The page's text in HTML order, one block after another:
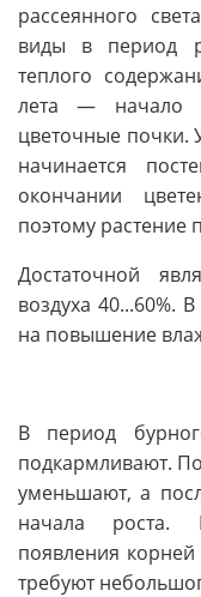
рассеянного
виды в период
теплого
лета — начало
цветочные почки.
начинается
окончании
поэтому растение
Достаточной
воздуха 40...60%.
на повышение
В период
подкармливают.
уменьшают, а
начала роста.
появления
требуют